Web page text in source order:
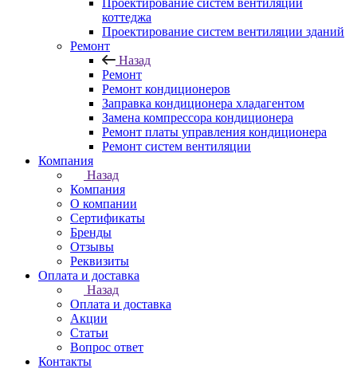
Проектирование систем вентиляции
коттеджа
Проектирование систем вентиляции зданий
Ремонт
Назад
Ремонт
Ремонт кондиционеров
Заправка кондиционера хладагентом
Замена компрессора кондиционера
Ремонт платы управления кондиционера
Ремонт систем вентиляции
Компания
Назад
Компания
О компании
Сертификаты
Бренды
Отзывы
Реквизиты
Оплата и доставка
Назад
Оплата и доставка
Акции
Статьи
Вопрос ответ
Контакты